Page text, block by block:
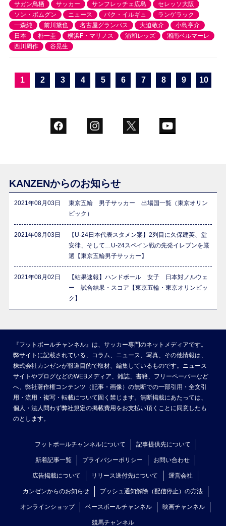
サガン鳥栖
サッカー サンフレッチェ広島
セレッソ大阪
ソン・ボムグン
ニュース パク・イルギュ
ランゲラック
一森純
前川黛也 名古屋グランパス 大迫敬介
小島亨介
日本
朴一圭 横浜F・マリノス 浦和レッズ
湘南ベルマーレ
西川周作
谷晃生
1 2 3 4 5 6 7 8 9 10
KANZENからのお知らせ
2021年08月03日
東京五輪 男子サッカー 出場国一覧（東京オリン
ピック）
2021年08月03日
【U-24日本代表スタメン案】2列目に久保建英、堂
安律、そして…U-24スペイン戦の先発イレブンを厳
選【東京五輪男子サッカー】
2021年08月02日
【結果速報】ハンドボール 女子 日本対ノルウェ
ー 試合結果・スコア【東京五輪・東京オリンピッ
ク】
『フットボールチャンネル』は、サッカー専門のネットメディアです。
弊サイトに記載されている、コラム、ニュース、写真、その他情報は、
株式会社カンゼンが報道目的で取材、編集しているものです。ニュース
サイトやブログなどのWEBメディア、雑誌、書籍、フリーペーパーなど
へ、弊社著作権コンテンツ（記事・画像）の無断での一部引用・全文引
用・流用・複写・転載について固く禁じます。無断掲載にあたっては、
個人・法人問わず弊社規定の掲載費用をお支払い頂くことに同意したも
のとします。
フットボールチャンネルについて 記事提供先について
新着記事一覧 プライバシーポリシー お問い合わせ
広告掲載について リリース送付先について 運営会社
カンゼンからのお知らせ プッシュ通知解除（配信停止）の方法
オンラインショップ ベースボールチャンネル 映画チャンネル
競馬チャンネル